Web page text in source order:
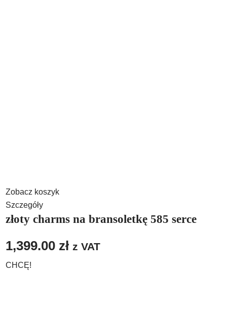
Zobacz koszyk
Szczegóły
złoty charms na bransoletkę 585 serce
1,399.00 zł z VAT
CHCĘ!